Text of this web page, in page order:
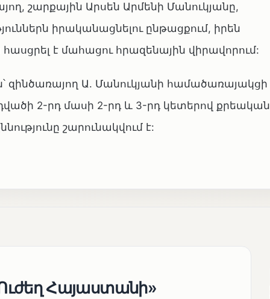
շարքային Արսեն Արմենի Մանուկյանը,
իրականացնելու ընթացքում, իրեն
է մահացու հրազենային վիրավորում:
զինծառայող Ա. Մանուկյանի համածառայակցի
2-րդ մասի 2-րդ և 3-րդ կետերով քրեական
շարունակվում է:
Հայաստանի»